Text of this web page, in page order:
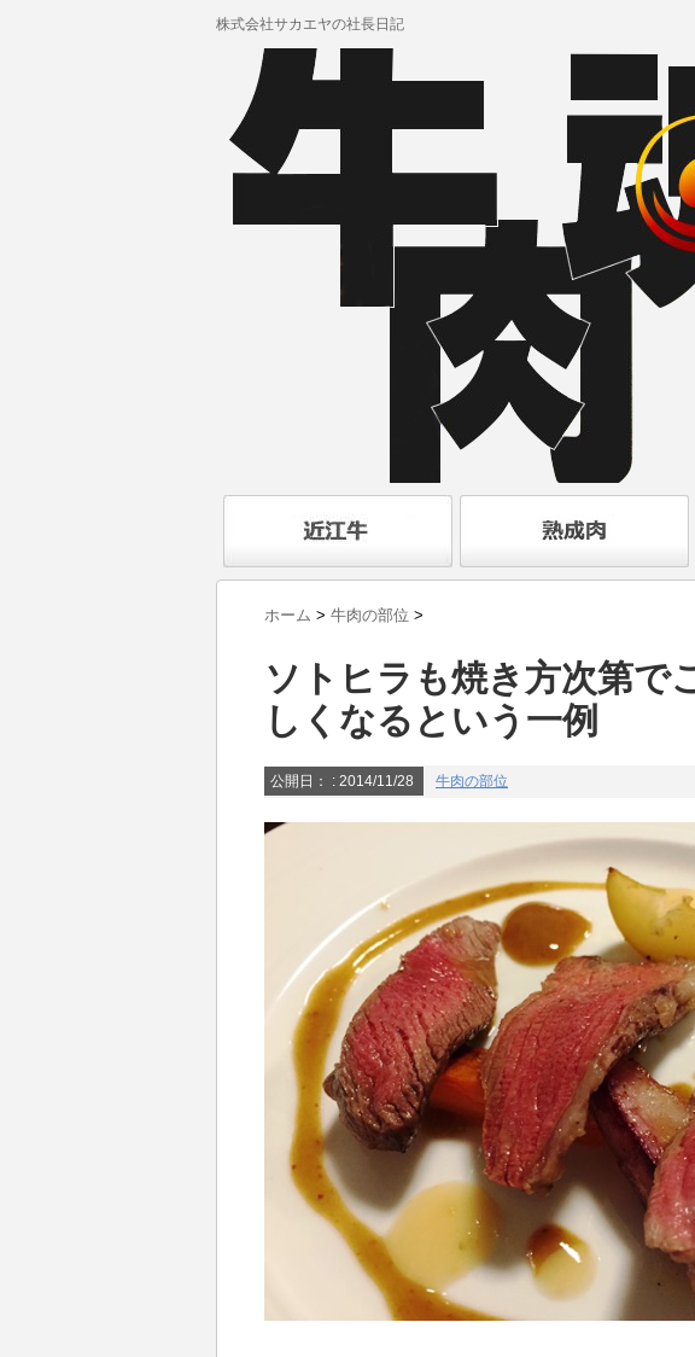
株式会社サカエヤの社長日記
ホーム > 牛肉の部位 >
ソトヒラも焼き方次第で
しくなるという一例
公開日： : 2014/11/28 牛肉の部位